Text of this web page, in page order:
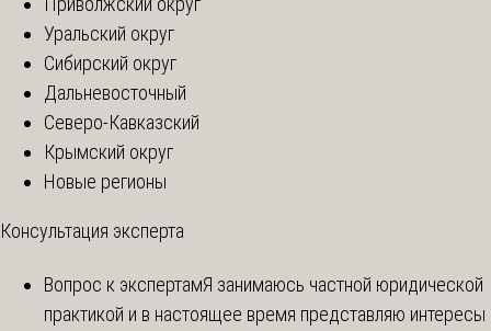
Уральский округ
Сибирский округ
Дальневосточный
Северо-Кавказский
Крымский округ
Новые регионы
Консультация эксперта
Вопрос к экспертамЯ занимаюсь частной юридической
практикой и в настоящее время представляю интересы